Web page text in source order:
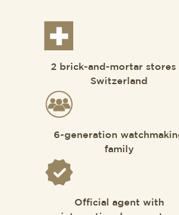
2 brick-and-mortar stores
Switzerland
6-generation
family
Official agent with